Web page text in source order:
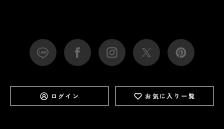
ログイン お気に入り一覧